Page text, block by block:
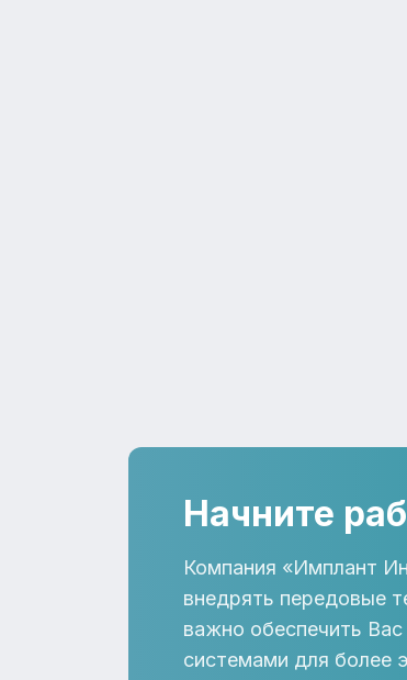
Начните
Компания «Имплант
внедрять передовые
важно обеспечить
системами для более